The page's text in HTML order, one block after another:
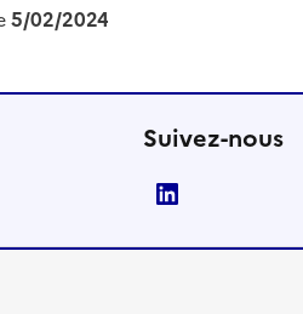
5/02/2024
Suivez-nous